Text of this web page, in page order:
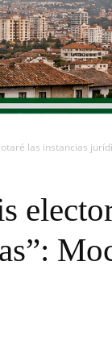
las instancias